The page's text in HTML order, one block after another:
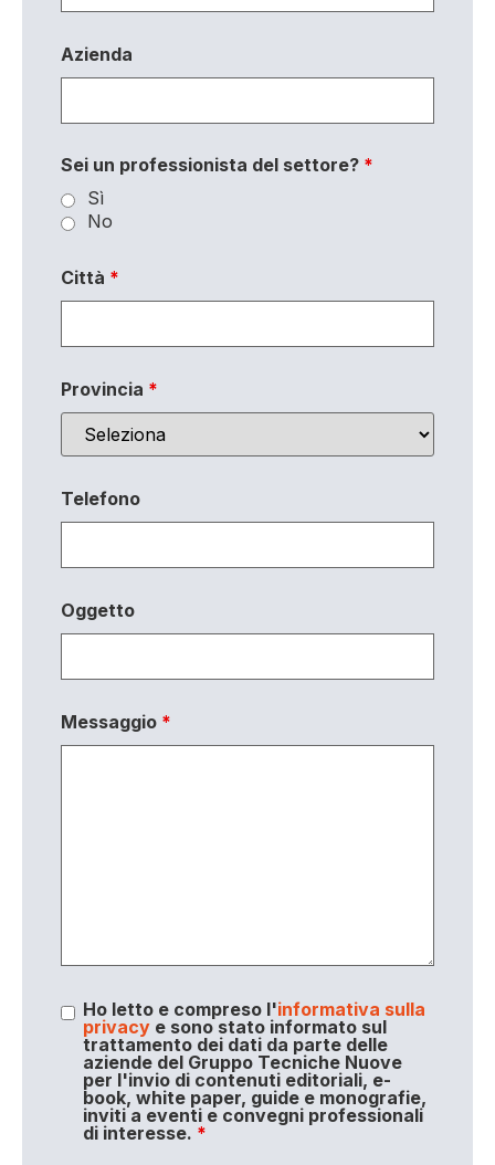
Azienda
Sei un professionista del settore? *
Sì
No
Città *
Provincia *
Telefono
Oggetto
Messaggio *
Ho letto e compreso l'informativa sulla
privacye sono stato informato sul
trattamento dei dati da parte delle
aziende del Gruppo Tecniche Nuove
per l'invio di contenuti editoriali, e-
book, white paper, guide e monografie,
inviti a eventi e convegni professionali
di interesse. *